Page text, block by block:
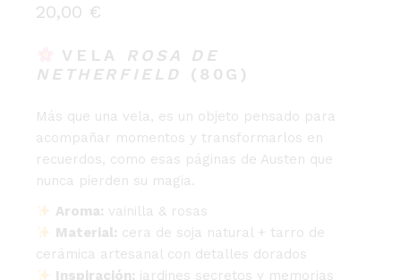
20,00 €
VELA ROSA DE
NETHERFIELD
(80G)
Más que una vela, es un objeto pensado para
acompañar momentos y transformarlos en
recuerdos, como esas páginas de Austen que
nunca pierden su magia.
Aroma: vainilla & rosas
Material: cera de soja natural + tarro de
cerámica artesanal con detalles dorados
Inspiración: jardines secretos y memorias